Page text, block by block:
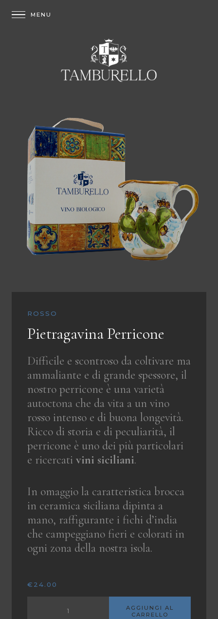
ROSSO
Pietragavina Perricone
Difficile e scontroso da coltivare ma
ammaliante e di grande spessore, il
nostro perricone è una varietà
autoctona che da vita a un vino
rosso intenso e di buona longevità.
Ricco di storia e di peculiarità, il
perricone è uno dei più particolari
e ricercati vini siciliani.
In omaggio la caratteristica brocca
in ceramica siciliana dipinta a
mano, raffigurante i fichi d’india
che campeggiano fieri e colorati in
ogni zona della nostra isola.
€ 24.00
AGGIUNGI AL
CARRELLO